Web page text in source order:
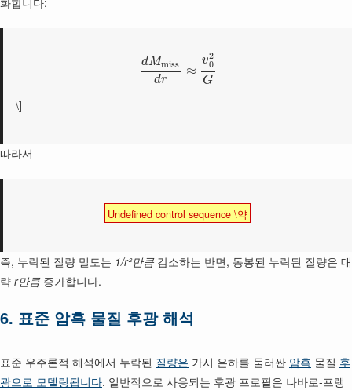
dMmiss
dr
≈
v2
0
G
\]
따라서
Undefined control sequence \약
즉, 누락된 질량 밀도는 1/r²만큼감소하는 반면, 동봉된 누락된 질량은 대
략 r만큼증가합니다.
6. 표준 암흑 물질 후광 해석
표준 우주론적 해석에서 누락된 질량은 가시 은하를 둘러싼 암흑 물질 후
광으로 모델링됩니다. 일반적으로 사용되는 후광 프로필은 나바로-프랭